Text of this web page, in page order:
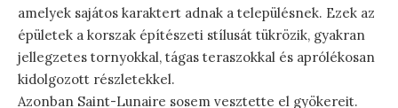
amelyek sajátos karaktert adnak a településnek. Ezek az
épületek a korszak építészeti stílusát tükrözik, gyakran
jellegzetes tornyokkal, tágas teraszokkal és aprólékosan
kidolgozott részletekkel.
Azonban Saint-Lunaire sosem vesztette el gyökereit.